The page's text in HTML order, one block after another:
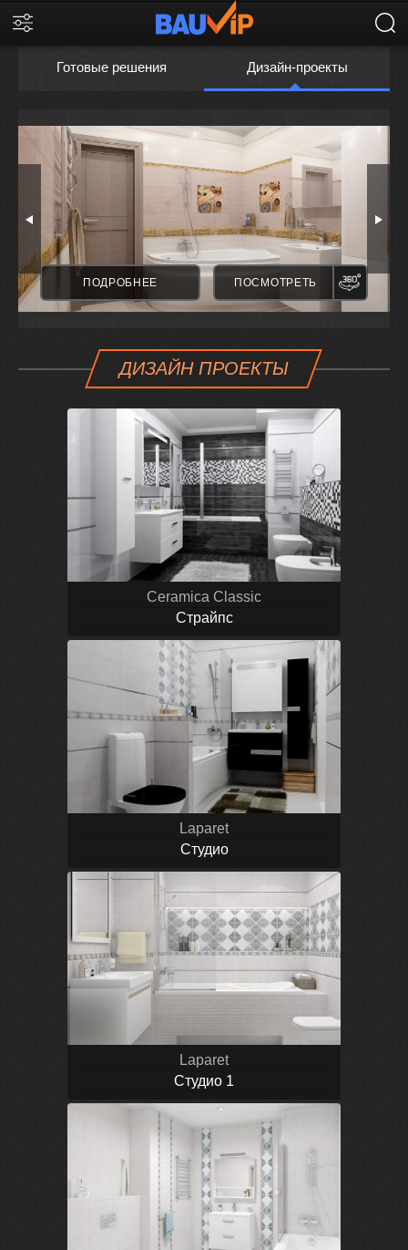
Готовые решения Дизайн-проекты
ПОДРОБНЕЕ ПОСМОТРЕТЬ
ДИЗАЙН ПРОЕКТЫ
Ceramica Classic
Страйпс
Laparet
Студио
Laparet
Студио 1